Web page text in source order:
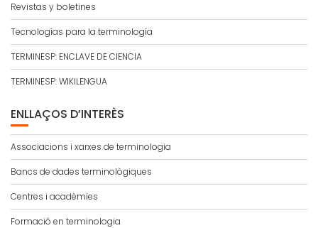
Revistas y boletines
Tecnologías para la terminología
TERMINESP: ENCLAVE DE CIENCIA
TERMINESP: WIKILENGUA
ENLLAÇOS D’INTERÈS
Associacions i xarxes de terminologia
Bancs de dades terminològiques
Centres i acadèmies
Formació en terminologia